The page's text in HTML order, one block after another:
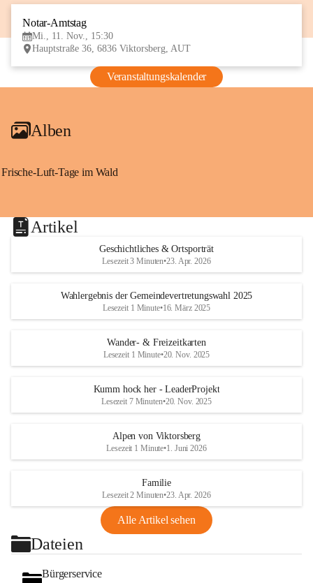
Notar-Amtstag
Mi., 11. Nov., 15:30
Hauptstraße 36, 6836 Viktorsberg, AUT
Veranstaltungskalender
Alben
Frische-Luft-Tage im Wald
Artikel
Geschichtliches & Ortsporträt
Lesezeit 3 Minuten•23. Apr. 2026
Wahlergebnis der Gemeindevertretungswahl 2025
Lesezeit 1 Minute•16. März 2025
Wander- & Freizeitkarten
Lesezeit 1 Minute•20. Nov. 2025
Kumm hock her - LeaderProjekt
Lesezeit 7 Minuten•20. Nov. 2025
Alpen von Viktorsberg
Lesezeit 1 Minute•1. Juni 2026
Familie
Lesezeit 2 Minuten•23. Apr. 2026
Alle Artikel sehen
Dateien
Bürgerservice